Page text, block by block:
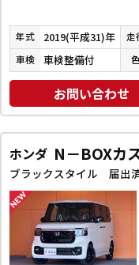
年式 2019(平成31)年 走
車検 車検整備付 色
お問い合わせ
ホンダ N－BOXカ